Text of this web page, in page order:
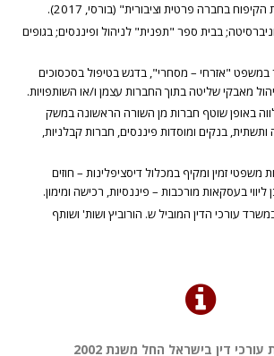
בחברה פרטית וציבורית" (בורסי, 2017).
בבית ספר "תפנית" לניהול ופיננסים; בגופים
במשפט "אזרחי – מסחרי", בדגש בטיפול בסכסוכים
מאבקי שליטה בתוך החברות עצמן ו/או השותפויות.
באופן שוטף חברות מן השורה הראשונה במשק
בנקים ומוסדות פיננסים, חברות קבלניות,
משפטי זמין ומקיף במכלול דיסציפלינות – חוזים
ליווי בעסקאות מורכבות – פיננסיות, רכישה ומימון.
עורכי הדין המוביל ש. הורוביץ ושות' ושותף
דין בישראל החל משנת 2002